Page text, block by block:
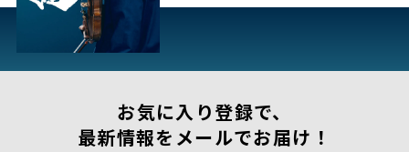
お気に入り登録で、
最新情報をメールでお届け！